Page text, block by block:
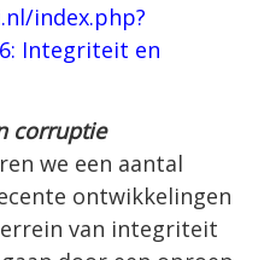
index.php?
Integriteit en
corruptie
we een aantal
ontwikkelingen
van integriteit